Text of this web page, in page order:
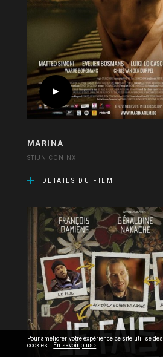
MARINA
STIJN CONINX
DÉTAILS DU FILM
Pour améliorer votre expérience ce site utilise des
cookies. En savoir plus ›